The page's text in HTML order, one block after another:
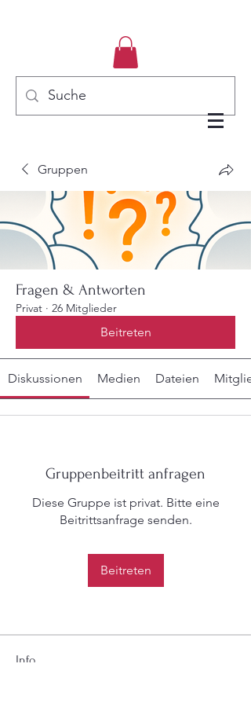
Gruppen
Fragen & Antworten
Privat · 26 Mitglieder
Beitreten
Diskussionen Medien Dateien
Gruppenbeitritt anfragen
Diese Gruppe ist privat. Bitte eine
Beitrittsanfrage senden.
Beitreten
Info